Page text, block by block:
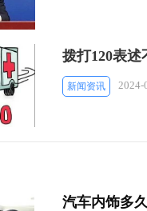
拨打120表
新闻资讯 2024-
汽车内饰多